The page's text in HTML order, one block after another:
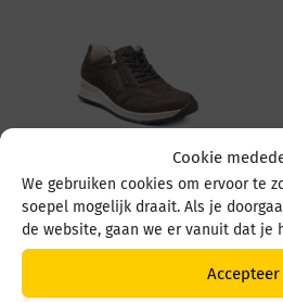
Cookie
We gebruiken cookies om ervoor te
soepel mogelijk draait. Als je
de website, gaan we er vanuit dat je
Accepteer
Waldlaufer Inessa
928002 192 Brown
€139,95